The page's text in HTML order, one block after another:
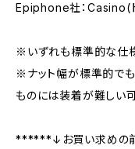
Epiphone社：Casino(
※いずれも標準的な仕
※ナット幅が標準的でも
ものには装着が難しい
******↓お買い求めの